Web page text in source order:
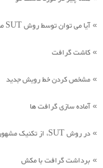
»آیا می توان توسط روش SUT مناطقی به غیر از پوست سر فولیکول مو دریافت کرد ؟
» کاشت گرافت
» مشخص کردن خط رویش جدید
»آماده سازی گرافت ها
» در روش SUT، از تکنیک مشهوری به نام تیز و کند استفاده می شود
» برداشت گرافت با مکش